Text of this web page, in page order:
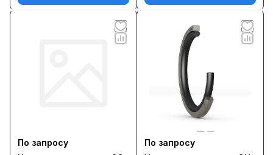
По запросу
По запросу